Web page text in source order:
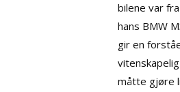
bilene var
hans BMW
gir en
måtte gjøre